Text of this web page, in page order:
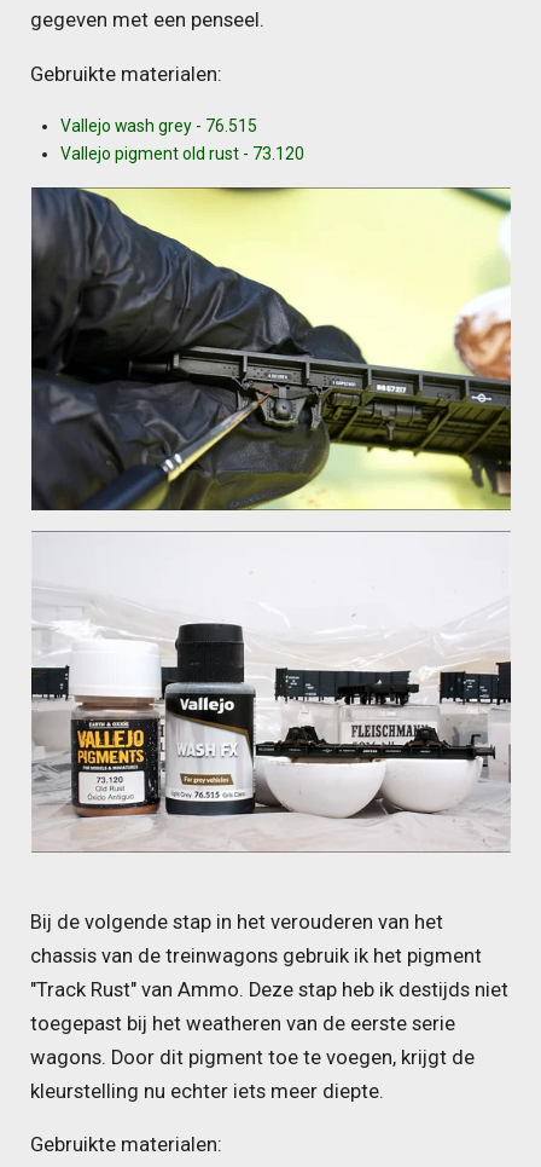
gegeven met een penseel.
Gebruikte materialen:
Vallejo wash grey - 76.515
Vallejo pigment old rust - 73.120
Bij de volgende stap in het verouderen van het
chassis van de treinwagons gebruik ik het pigment
"Track Rust" van Ammo. Deze stap heb ik destijds niet
toegepast bij het weatheren van de eerste serie
wagons. Door dit pigment toe te voegen, krijgt de
kleurstelling nu echter iets meer diepte.
Gebruikte materialen: